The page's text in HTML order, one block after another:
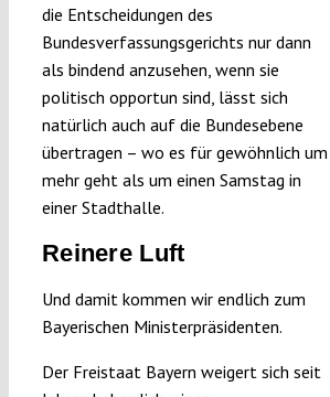
die Entscheidungen des
Bundesverfassungsgerichts nur dann
als bindend anzusehen, wenn sie
politisch opportun sind, lässt sich
natürlich auch auf die Bundesebene
übertragen – wo es für gewöhnlich um
mehr geht als um einen Samstag in
einer Stadthalle.
Reinere Luft
Und damit kommen wir endlich zum
Bayerischen Ministerpräsidenten.
Der Freistaat Bayern weigert sich seit